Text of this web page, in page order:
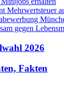
Mehrwertsteuer
gegen
2026
Fakten